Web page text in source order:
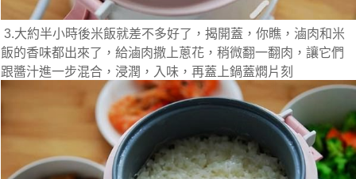
3.大約半小時後米飯就差不多好了，揭開蓋，你瞧，滷肉和米
飯的香味都出來了，給滷肉撒上蔥花，稍微翻一翻肉，讓它們
跟醬汁進一步混合，浸潤，入味，再蓋上鍋蓋燜片刻